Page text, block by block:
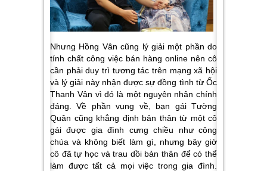
Nhưng Hồng Vân cũng lý giải một phần do
tính chất công việc bán hàng online nên cô
cần phải duy trì tương tác trên mạng xã hội
và lý giải này nhận được sự đồng tình từ Ốc
Thanh Vân vì đó là một nguyên nhân chính
đáng. Về phần vụng về, bạn gái Tường
Quân cũng khẳng định bản thân từ một cô
gái được gia đình cưng chiều như công
chúa và không biết làm gì, nhưng bây giờ
cô đã tự học và trau dồi bản thân để có thể
làm được tất cả mọi việc trong gia đình.